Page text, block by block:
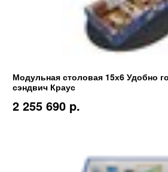
Модульная столовая 15х6 Удобно
сэндвич Краус
2 255 690 p.